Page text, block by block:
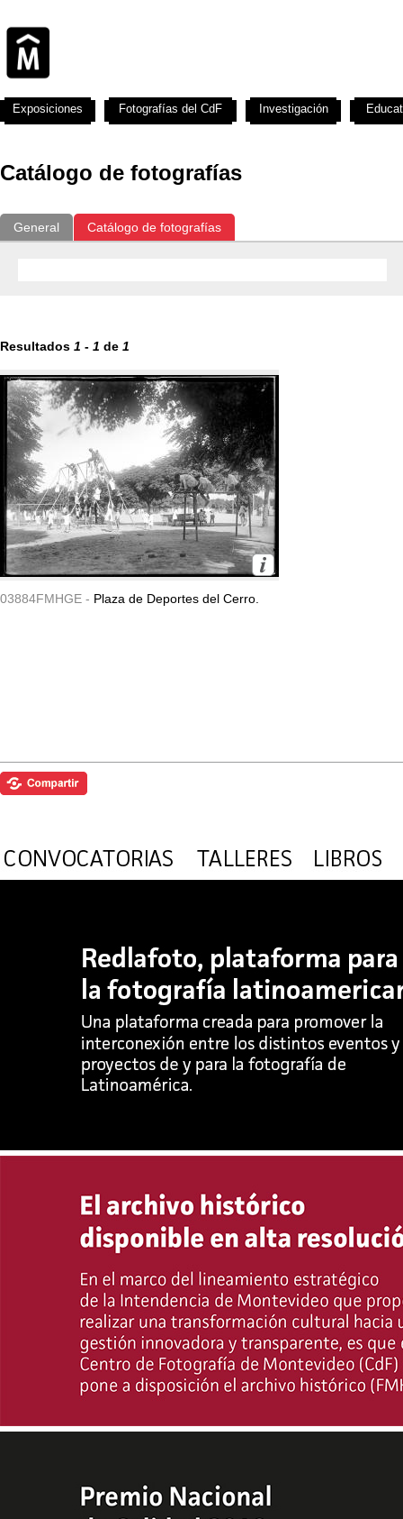
Catálogo de fotografías
General Catálogo de fotografías
Resultados 1 - 1 de 1
03884FMHGE - Plaza de Deportes del Cerro.
Exposiciones Fotografías del CdF Investigación